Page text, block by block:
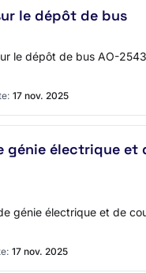
le dépôt de bus
le dépôt de bus AO-
17 nov. 2025
génie électrique
génie électrique et de
17 nov. 2025